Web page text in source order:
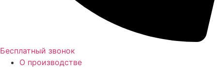
Бесплатный звонок
О производстве